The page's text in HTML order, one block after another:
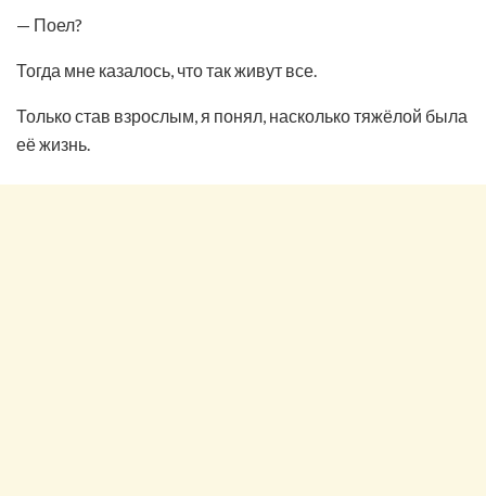
— Поел?
Тогда мне казалось, что так живут все.
Только став взрослым, я понял, насколько тяжёлой была
её жизнь.